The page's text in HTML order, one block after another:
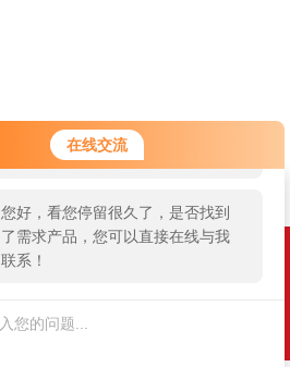
在线交流
您好！欢迎前来咨询，很高兴为您
服务，请问您要咨询什么问题呢？
您好，看您停留很久了，是否找到
了需求产品，您可以直接在线与我
联系！